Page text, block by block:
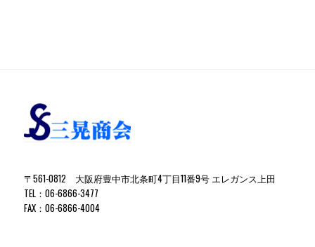
〒561-0812 大阪府豊中市北条町4丁目11番9号 エレガンス上田
TEL：06-6866-3477
FAX：06-6866-4004